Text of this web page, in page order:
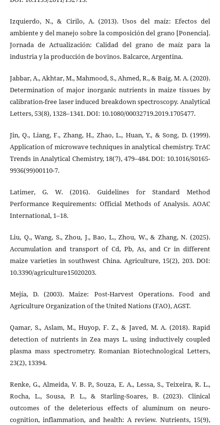
Izquierdo, N., & Cirilo, A. (2013). Usos del maíz: Efectos del
ambiente y del manejo sobre la composición del grano [Ponencia].
Jornada de Actualización: Calidad del grano de maíz para la
industria y la producción de bovinos. Balcarce, Argentina.
Jabbar, A., Akhtar, M., Mahmood, S., Ahmed, R., & Baig, M. A. (2020).
Determination of major inorganic nutrients in maize tissues by
calibration-free laser induced breakdown spectroscopy. Analytical
Letters, 53(8), 1328–1341. DOI: 10.1080/00032719.2019.1705477.
Jin, Q., Liang, F., Zhang, H., Zhao, L., Huan, Y., & Song, D. (1999).
Application of microwave techniques in analytical chemistry. TrAC
Trends in Analytical Chemistry, 18(7), 479–484. DOI: 10.1016/S0165-
9936(99)00110-7.
Latimer, G. W. (2016). Guidelines for Standard Method
Performance Requirements: Official Methods of Analysis. AOAC
International, 1–18.
Liu, Q., Wang, S., Zhou, J., Bao, L., Zhou, W., & Zhang, N. (2025).
Accumulation and transport of Cd, Pb, As, and Cr in different
maize varieties in southwest China. Agriculture, 15(2), 203. DOI:
10.3390/agriculture15020203.
Mejía, D. (2003). Maize: Post-Harvest Operations. Food and
Agriculture Organization of the United Nations (FAO), AGST.
Qamar, S., Aslam, M., Huyop, F. Z., & Javed, M. A. (2018). Rapid
detection of nutrients in Zea mays L. using inductively coupled
plasma mass spectrometry. Romanian Biotechnological Letters,
23(2), 13394.
Renke, G., Almeida, V. B. P., Souza, E. A., Lessa, S., Teixeira, R. L.,
Rocha, L., Sousa, P. L., & Starling-Soares, B. (2023). Clinical
outcomes of the deleterious effects of aluminum on neuro-
cognition, inflammation, and health: A review. Nutrients, 15(9),